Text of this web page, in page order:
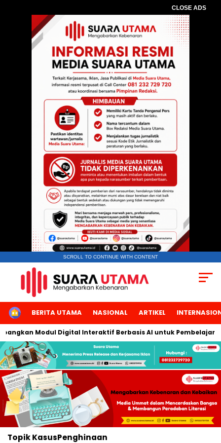
CLOSE ADS
SCROLL TO CONTINUE WITH CONTENT
HOMEBERITA UTAMA NASIONAL ARTIKEL
Modul Digital Interaktif Berbasis AI untuk Pembelajaran
TopikKasusPenghinaan